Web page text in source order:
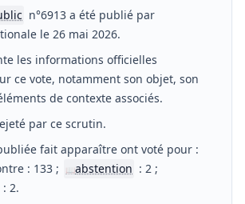
n°6913 a été publié par
le 26 mai 2026.
les informations officielles
ce vote, notamment son objet, son
de contexte associés.
par ce scrutin.
fait apparaître ont voté pour :
: 133 ;
📖abstention : 2 ;
: 2.